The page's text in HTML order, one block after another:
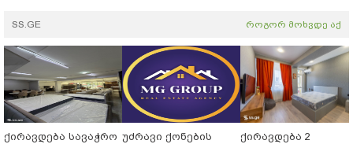
SS.GE როგორ მოხვდე აქ
ქირავდება სავაჭრო უძრავი ქონების
ქირავდება 2